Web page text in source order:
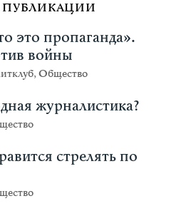
ПУБЛИКАЦИИ
это пропаганда».
войны
,Общество
журналистика?
стрелять по